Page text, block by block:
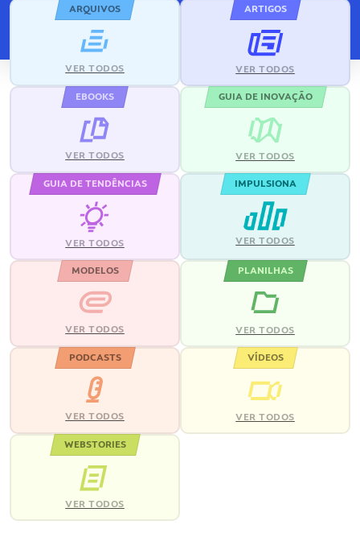
ARQUIVOS
VER TODOS
ARTIGOS
VER TODOS
EBOOKS
VER TODOS
GUIA DE INOVAÇÃO
VER TODOS
GUIA DE TENDÊNCIAS
VER TODOS
IMPULSIONA
VER TODOS
MODELOS
VER TODOS
PLANILHAS
VER TODOS
PODCASTS
VER TODOS
VÍDEOS
VER TODOS
WEBSTORIES
VER TODOS